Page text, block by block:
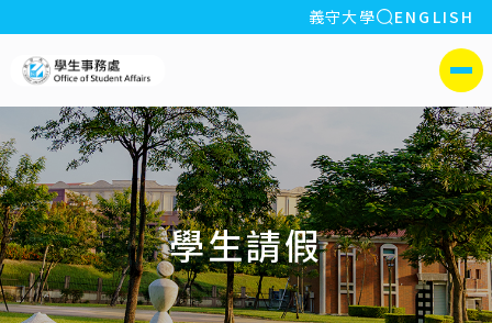
:::
義守大學 全站搜索
ENGLISH
側選單
學生請假